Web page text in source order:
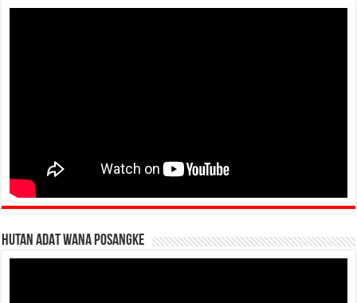
HUTAN ADAT WANA POSANGKE